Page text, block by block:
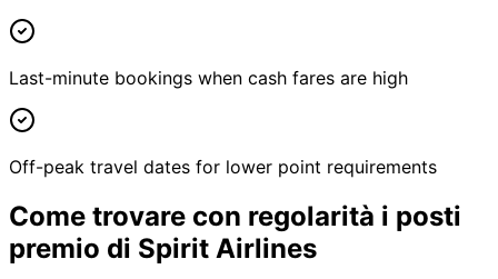
Last-minute bookings when cash fares are high
Off-peak travel dates for lower point requirements
Come trovare con regolarità i posti
premio di Spirit Airlines